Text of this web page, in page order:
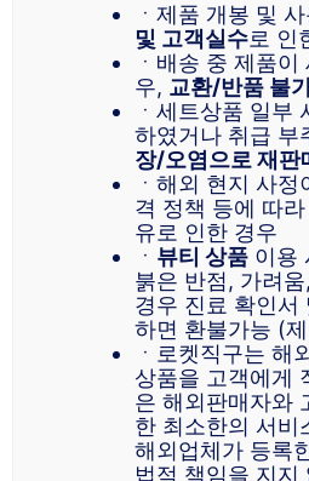
ㆍ제품 개봉 및
및 고객실수로 인
ㆍ배송 중 제품
우, 교환/반품 불
ㆍ세트상품 일부
하였거나 취급 부
장/오염으로 재판
ㆍ해외 현지 사
격 정책 등에 따
유로 인한 경우
ㆍ 뷰티 상품 이용
붉은 반점, 가려
경우 진료 확인서
하면 환불가능 (
ㆍ로켓직구는 해
상품을 고객에게
은 해외판매자와
한 최소한의 서비
해외업체가 등록
법적 책임을 지지